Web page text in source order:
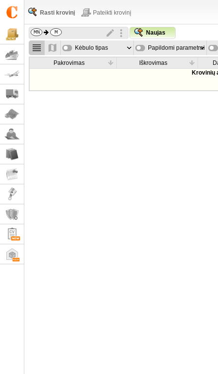
Rasti krovinį Pateikti krovinį
Naujas
Kėbulo tipas Papildomi parametrai
Pakrovimas Iškrovimas
Krovinių